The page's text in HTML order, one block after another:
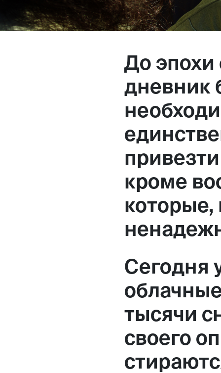
+7 925 836 16 98
Большая
вход 10, 3 этаж, КП «Дизайн
До эпохи
дневник
кроме
которые,
Сегодня
тысячи
своего